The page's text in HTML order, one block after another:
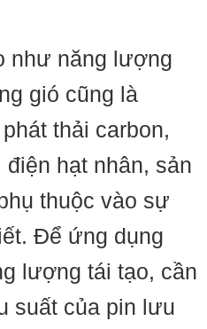
như năng lượng
gió cũng là
thải carbon,
hạt nhân, sản
thuộc vào sự
Để ứng dụng
lượng tái tạo, cần
suất của pin lưu